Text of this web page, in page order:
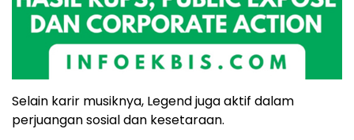
Selain karir musiknya, Legend juga aktif dalam
perjuangan sosial dan kesetaraan.